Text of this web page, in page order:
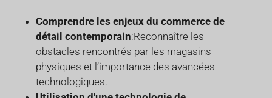
Comprendre les enjeux du commerce de
détail contemporain:Reconnaître les
obstacles rencontrés par les magasins
physiques et l’importance des avancées
technologiques.